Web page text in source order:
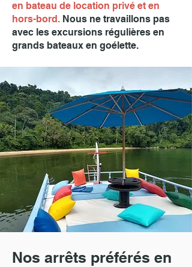
en bateau de location privé et en
hors-bord. Nous ne travaillons pas
avec les excursions régulières en
grands bateaux en goélette.
Nos arrêts préférés en